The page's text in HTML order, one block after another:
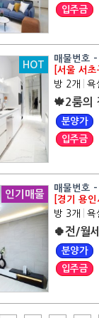
입주금
HOT
매물번호
[서울 서
방 2개
욕
🍁2룸의
분양가
입주금
인기매물
매물번호
[경기 용
방 3개
욕
🍀전/월
분양가
입주금